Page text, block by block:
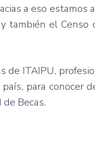
a eso
también el
de ITAIPU,
para conocer
Becas.